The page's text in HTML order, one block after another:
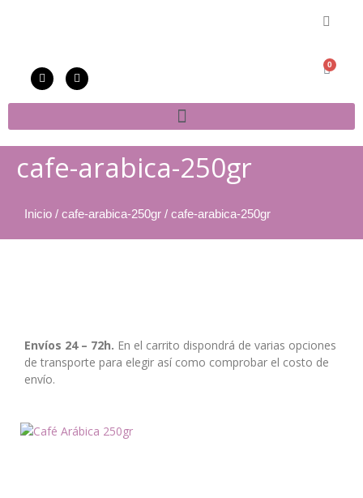
0
cafe-arabica-250gr
Inicio / cafe-arabica-250gr / cafe-arabica-250gr
Envíos 24 – 72h. En el carrito dispondrá de varias opciones
de transporte para elegir así como comprobar el costo de
envío.